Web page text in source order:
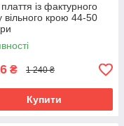
плаття із фактурного
вільного крою 44-50
₴ 1 240 ₴
Купити